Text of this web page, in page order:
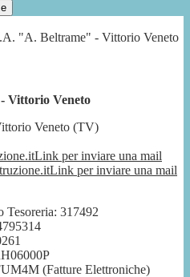
"A. Beltrame" - Vittorio Veneto
Vittorio Veneto
Veneto (TV)
Link per inviare una mail
Link per inviare una mail
Tesoreria: 317492
(Fatture Elettroniche)